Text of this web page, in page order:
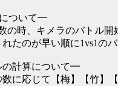
ついて━
の時、キメラのバトル開
たのが早い順に1vs1の
計算について━
に応じて【梅】【竹】